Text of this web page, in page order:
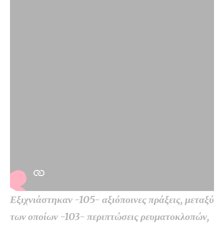
Εξιχνιάστηκαν -105- αξιόποινες πράξεις, μεταξύ
των οποίων -103- περιπτώσεις ρευματοκλοπών,